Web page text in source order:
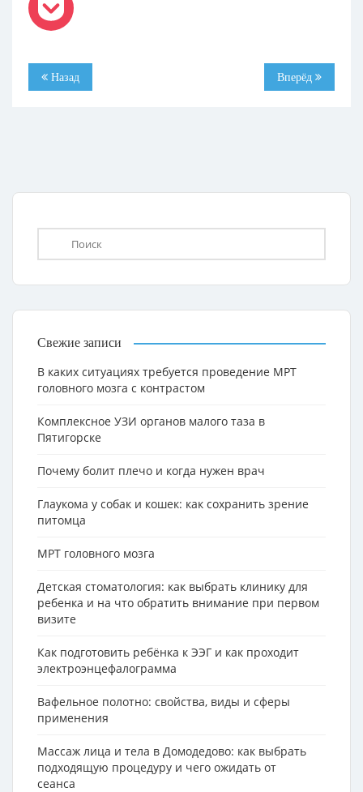
Назад Вперёд
Свежие записи
В каких ситуациях требуется проведение МРТ
головного мозга с контрастом
Комплексное УЗИ органов малого таза в
Пятигорске
Почему болит плечо и когда нужен врач
Глаукома у собак и кошек: как сохранить зрение
питомца
МРТ головного мозга
Детская стоматология: как выбрать клинику для
ребенка и на что обратить внимание при первом
визите
Как подготовить ребёнка к ЭЭГ и как проходит
электроэнцефалограмма
Вафельное полотно: свойства, виды и сферы
применения
Массаж лица и тела в Домодедово: как выбрать
подходящую процедуру и чего ожидать от
сеанса